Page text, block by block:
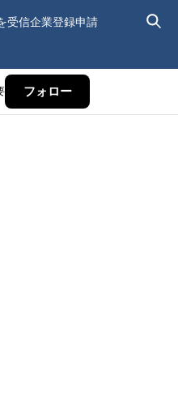
受信企業登録申請
フォロー